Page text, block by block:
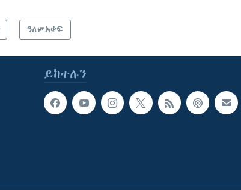
ዓለምአቀፍ
ይከተሉን